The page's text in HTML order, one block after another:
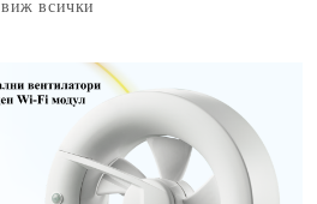
виж всички